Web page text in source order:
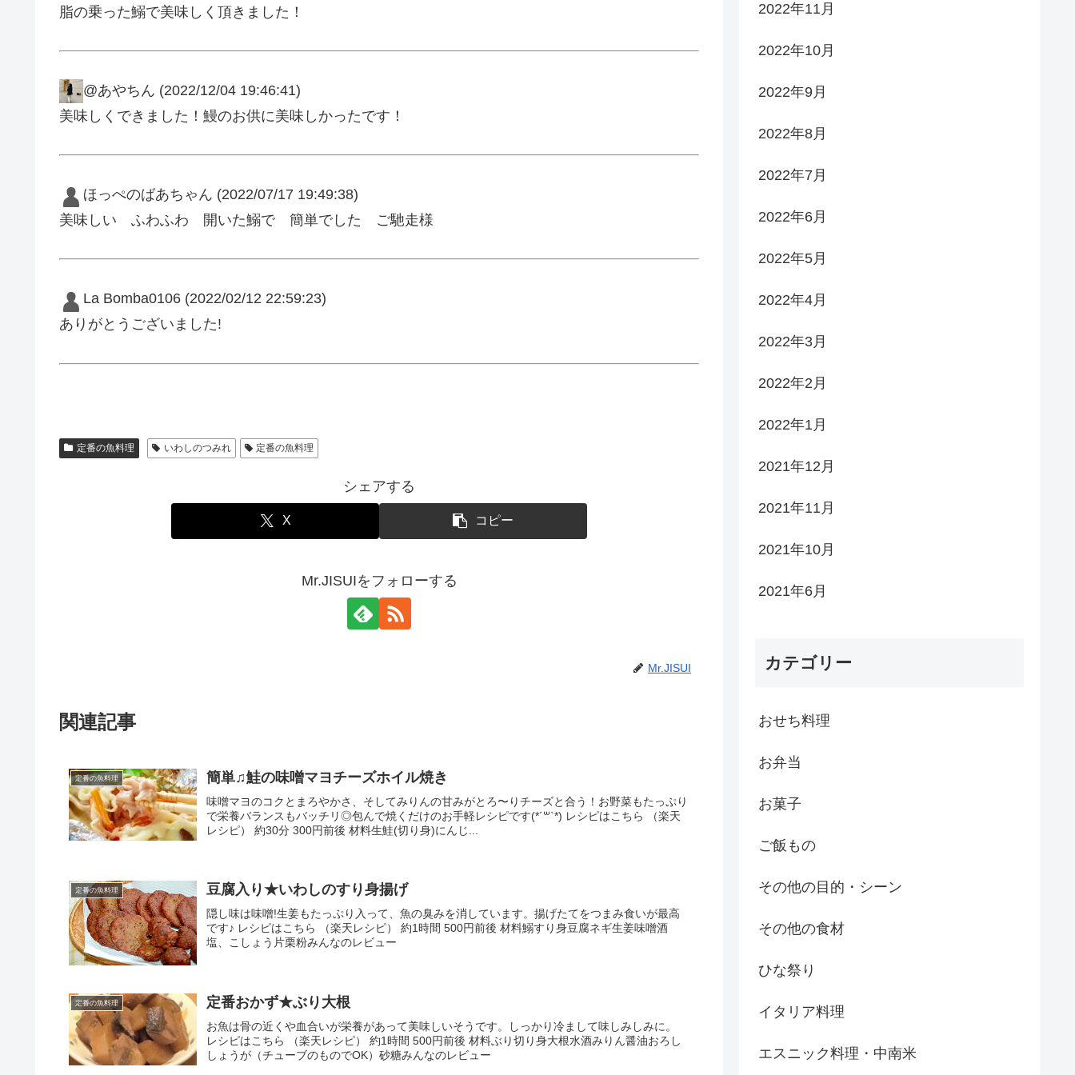
脂の乗った鰯で美味しく頂きました！
@あやちん (2022/12/04 19:46:41)
美味しくできました！鰻のお供に美味しかったです！
ほっぺのばあちゃん (2022/07/17 19:49:38)
美味しい ふわふわ 開いた鰯で 簡単でした ご馳走様
La Bomba0106 (2022/02/12 22:59:23)
ありがとうございました!
定番の魚料理 いわしのつみれ 定番の魚料理
シェアする
X コピー
Mr.JISUIをフォローする
Mr.JISUI
関連記事
定番の魚料理 簡単♫鮭の味噌マヨチーズホイル焼き
味噌マヨのコクとまろやかさ、そしてみりんの甘みがとろ〜りチーズと合う！お野菜もたっぷり
で栄養バランスもバッチリ◎包んで焼くだけのお手軽レシピです(*´꒳`*) レシピはこちら （楽天
レシピ） 約30分 300円前後 材料生鮭(切り身)にんじ...
定番の魚料理 豆腐入り★いわしのすり身揚げ
隠し味は味噌!生姜もたっぷり入って、魚の臭みを消しています。揚げたてをつまみ食いが最高
です♪ レシピはこちら （楽天レシピ） 約1時間 500円前後 材料鰯すり身豆腐ネギ生姜味噌酒
塩、こしょう片栗粉みんなのレビュー
定番の魚料理 定番おかず★ぶり大根
お魚は骨の近くや血合いが栄養があって美味しいそうです。しっかり冷まして味しみしみに。
レシピはこちら （楽天レシピ） 約1時間 500円前後 材料ぶり切り身大根水酒みりん醤油おろし
しょうが（チューブのものでOK）砂糖みんなのレビュー
2022年11月
2022年10月
2022年9月
2022年8月
2022年7月
2022年6月
2022年5月
2022年4月
2022年3月
2022年2月
2022年1月
2021年12月
2021年11月
2021年10月
2021年6月
カテゴリー
おせち料理
お弁当
お菓子
ご飯もの
その他の目的・シーン
その他の食材
ひな祭り
イタリア料理
エスニック料理・中南米